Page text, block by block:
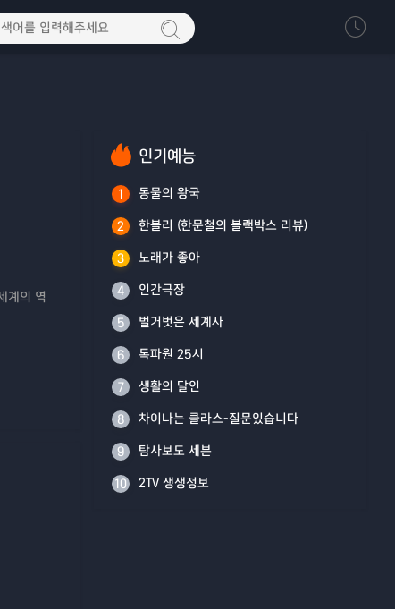
계의 역
인기예능
1 동물의 왕국
2 한블리 (한문철의 블랙박스 리뷰)
3 노래가 좋아
4 인간극장
5 벌거벗은 세계사
6 톡파원 25시
7 생활의 달인
8 차이나는 클라스-질문있습니다
9 탐사보도 세븐
10 2TV 생생정보